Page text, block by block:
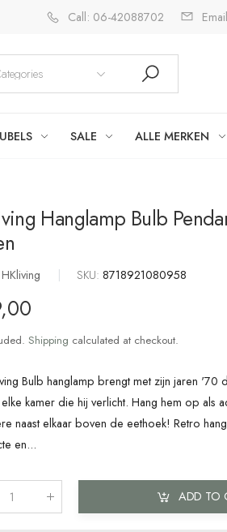
Call: 06-42088702
SALE ALLE MERKEN
Hanglamp Bulb
HKliving SKU:8718921080958
Shipping calculated at checkout.
Bulb hanglamp brengt met zijn jaren '70
kamer die hij verlicht. Hang hem op als
naast elkaar boven de eethoek! Retro
en...
ADD TO